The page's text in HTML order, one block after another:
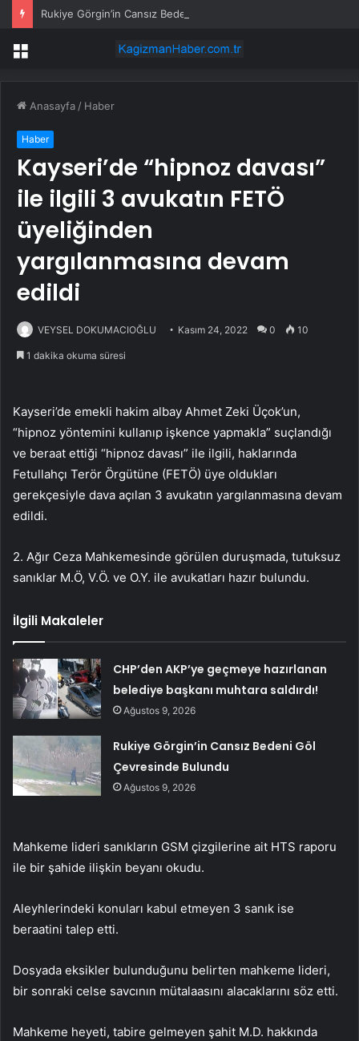
Rukiye Görgin’in Cansız Bedeni Göl Çevresinde Bulundu
Menü
Anasayfa / Haber
Haber
Kayseri’de “hipnoz davası”
ile ilgili 3 avukatın FETÖ
üyeliğinden
yargılanmasına devam
edildi
VEYSEL DOKUMACIOĞLU Kasım 24, 2022 0 10
1 dakika okuma süresi
Kayseri’de emekli hakim albay Ahmet Zeki Üçok’un,
“hipnoz yöntemini kullanıp işkence yapmakla” suçlandığı
ve beraat ettiği “hipnoz davası” ile ilgili, haklarında
Fetullahçı Terör Örgütüne (FETÖ) üye oldukları
gerekçesiyle dava açılan 3 avukatın yargılanmasına devam
edildi.
2. Ağır Ceza Mahkemesinde görülen duruşmada, tutuksuz
sanıklar M.Ö, V.Ö. ve O.Y. ile avukatları hazır bulundu.
İlgili Makaleler
CHP’den AKP’ye geçmeye hazırlanan
belediye başkanı muhtara saldırdı!
Ağustos 9, 2026
Rukiye Görgin’in Cansız Bedeni Göl
Çevresinde Bulundu
Ağustos 9, 2026
Mahkeme lideri sanıkların GSM çizgilerine ait HTS raporu
ile bir şahide ilişkin beyanı okudu.
Aleyhlerindeki konuları kabul etmeyen 3 sanık ise
beraatini talep etti.
Dosyada eksikler bulunduğunu belirten mahkeme lideri,
bir sonraki celse savcının mütalaasını alacaklarını söz etti.
Mahkeme heyeti, tabire gelmeyen şahit M.D. hakkında